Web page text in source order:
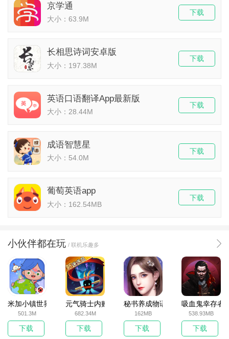
京学通
大小：63.9M
下载
长相思诗词安卓版
大小：197.38M
下载
英语口语翻译App最新版
大小：28.44M
下载
成语智慧星
大小：54.0M
下载
葡萄英语app
大小：162.54MB
下载
小伙伴都在玩 / 联机乐趣多
米加小镇世界2025官方版
501.3M
下载
元气骑士内购破解版
682.34M
下载
秘书养成物语
162MB
下载
吸血鬼幸存者
538.93MB
下载